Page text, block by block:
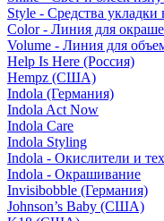
Style - Средства укладки
Color - Линия для
Volume - Линия для
Help Is Here (Россия)
Hempz (США)
Indola (Германия)
Indola Act Now
Indola Care
Indola Styling
Indola - Окислители и
Indola - Окрашивание
Invisibobble (Германия)
Johnson’s Baby (США)